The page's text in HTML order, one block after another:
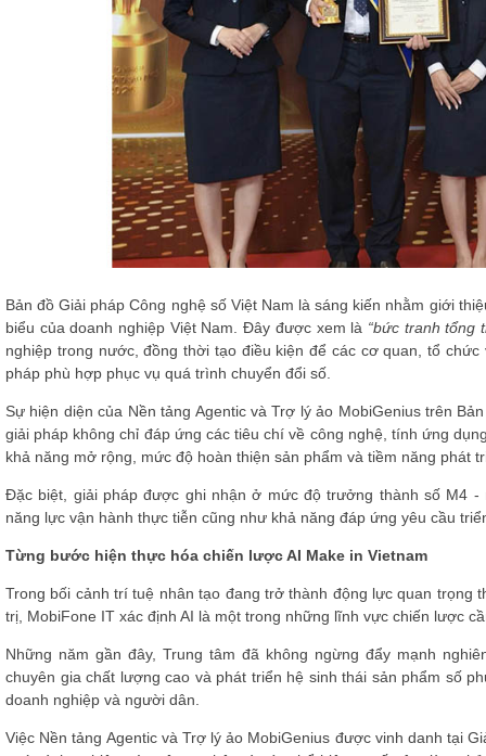
Bản đồ Giải pháp Công nghệ số Việt Nam là sáng kiến nhằm giới
biểu của doanh nghiệp Việt Nam. Đây được xem là “bức tranh tổng
nghiệp trong nước, đồng thời tạo điều kiện để các cơ quan, tổ
pháp phù hợp phục vụ quá trình chuyển đổi số.
Sự hiện diện của Nền tảng Agentic và Trợ lý ảo MobiGenius trên
giải pháp không chỉ đáp ứng các tiêu chí về công nghệ, tính ứng
khả năng mở rộng, mức độ hoàn thiện sản phẩm và tiềm năng phát
Đặc biệt, giải pháp được ghi nhận ở mức độ trưởng thành số M4
năng lực vận hành thực tiễn cũng như khả năng đáp ứng yêu cầu
Từng bước hiện thực hóa chiến lược AI Make in Vietnam
Trong bối cảnh trí tuệ nhân tạo đang trở thành động lực quan trọng
trị, MobiFone IT xác định AI là một trong những lĩnh vực chiến lược
Những năm gần đây, Trung tâm đã không ngừng đẩy mạnh
chuyên gia chất lượng cao và phát triển hệ sinh thái sản phẩm số
doanh nghiệp và người dân.
Việc Nền tảng Agentic và Trợ lý ảo MobiGenius được vinh danh tại